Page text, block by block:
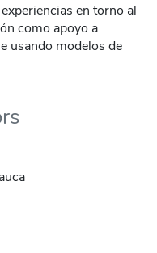
en torno al
como apoyo a
usando modelos de